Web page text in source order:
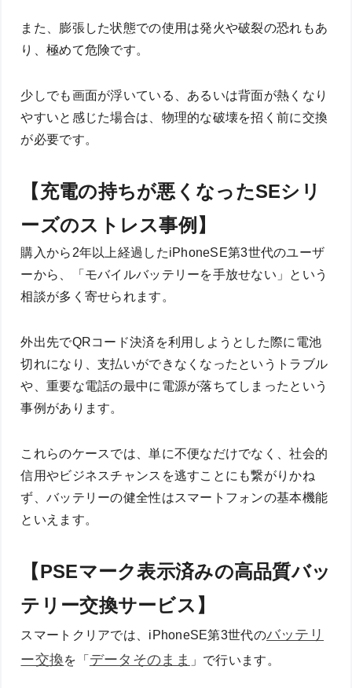
また、膨張した状態での使用は発火や破裂の恐れもあ
り、極めて危険です。
少しでも画面が浮いている、あるいは背面が熱くなり
やすいと感じた場合は、物理的な破壊を招く前に交換
が必要です。
【充電の持ちが悪くなったSEシリ
ーズのストレス事例】
購入から2年以上経過したiPhoneSE第3世代のユーザ
ーから、「モバイルバッテリーを手放せない」という
相談が多く寄せられます。
外出先でQRコード決済を利用しようとした際に電池
切れになり、支払いができなくなったというトラブル
や、重要な電話の最中に電源が落ちてしまったという
事例があります。
これらのケースでは、単に不便なだけでなく、社会的
信用やビジネスチャンスを逃すことにも繋がりかね
ず、バッテリーの健全性はスマートフォンの基本機能
といえます。
【PSEマーク表示済みの高品質バッ
テリー交換サービス】
スマートクリアでは、iPhoneSE第3世代のバッテリ
ー交換を「 データそのまま 」で行います。